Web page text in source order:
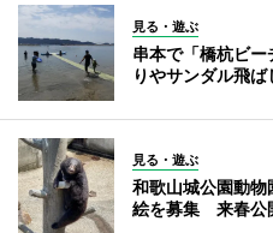
見る・遊ぶ
串本で「橋杭ビ
りやサンダル飛ば
見る・遊ぶ
和歌山城公園動物
絵を募集 来春公